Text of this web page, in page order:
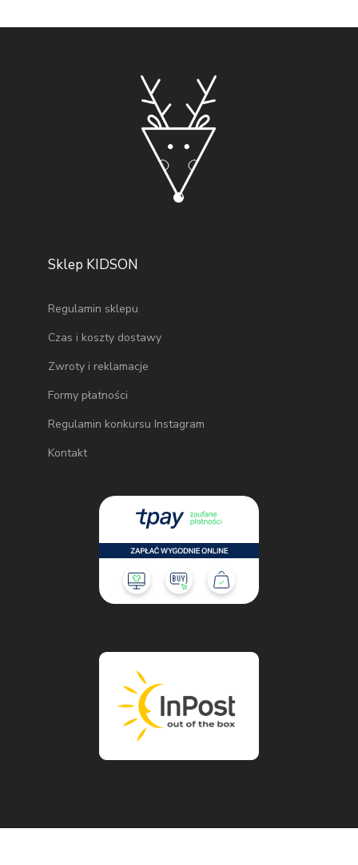
Sklep KIDSON
Regulamin sklepu
Czas i koszty dostawy
Zwroty i reklamacje
Formy płatności
Regulamin konkursu Instagram
Kontakt